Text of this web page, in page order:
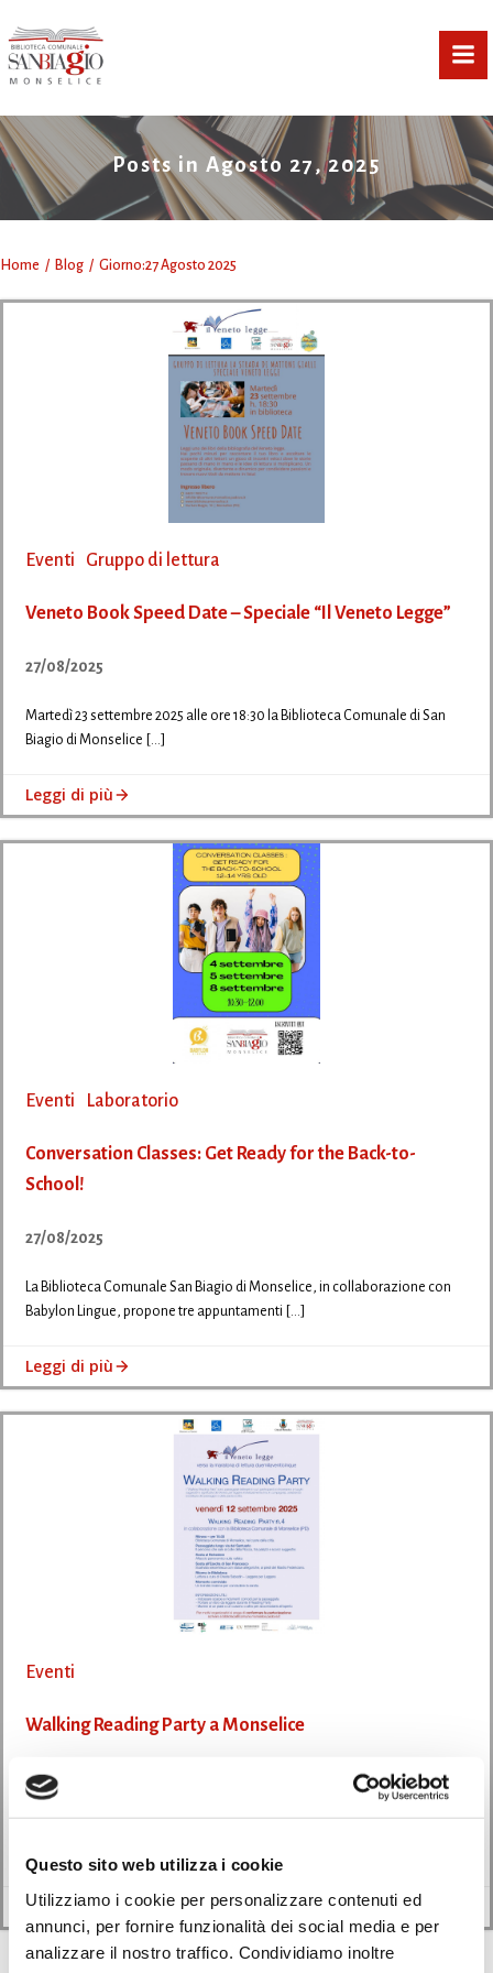
Questo sito web utilizza i cookie
Utilizziamo i cookie per personalizzare contenuti ed
annunci, per fornire funzionalità dei social media e per
analizzare il nostro traffico. Condividiamo inoltre
Posts in Agosto 27, 2025
Home Blog Giorno:27 Agosto 2025
Eventi Gruppo di lettura
Veneto Book Speed Date – Speciale “Il Veneto Legge”
27/08/2025
Martedì 23 settembre 2025 alle ore 18:30 la Biblioteca Comunale di San
Biagio di Monselice […]
Leggi di più
Eventi Laboratorio
Conversation Classes: Get Ready for the Back-to-
School!
27/08/2025
La Biblioteca Comunale San Biagio di Monselice, in collaborazione con
Babylon Lingue, propone tre appuntamenti […]
Leggi di più
Eventi
Walking Reading Party a Monselice
27/08/2025
Leggi di più